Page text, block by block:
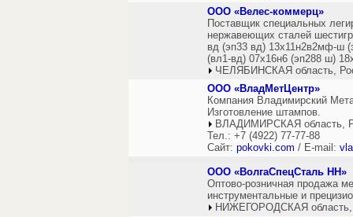
ООО «Велес-коммерц»
Поставщик специальных
нержавеющих сталей
вд (эп33 вд) 13х11н2в2мф-ш
(вл1-вд) 07х16н6 (эп288 ш)
ЧЕЛЯБИНСКАЯ область,
ООО «ВладМетЦентр»
Компания Владимирский
Изготовление штампов.
ВЛАДИМИРСКАЯ область,
Тел.: +7 (4922) 77-77-88
Сайт: pokovki.com / E-mail:
ООО «ВолгаСпецСталь НН»
Оптово-розничная продажа
инструментальные и
НИЖЕГОРОДСКАЯ область,